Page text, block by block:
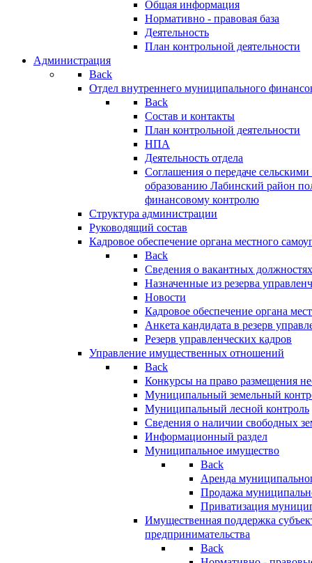
Общая информация
Нормативно - правовая база
Деятельность
План контрольной деятельности
Администрация
Back
Отдел внутреннего муниципального
Back
Состав и контакты
План контрольной деятельности
НПА
Деятельность отдела
Соглашения о передаче
образованию Лабинский район
финансовому контролю
Структура администрации
Руководящий состав
Кадровое обеспечение органа местного
Back
Сведения о вакантных
Назначенные из резерва
Новости
Кадровое обеспечение органа
Анкета кандидата в резерв
Резерв управленческих кадров
Управление имущественных отношений
Back
Конкурсы на право размещения
Муниципальный земельный
Муниципальный лесной контроль
Сведения о наличии свободных
Информационный раздел
Муниципальное имущество
Back
Аренда
Продажа
Приватизация
Имущественная поддержка
предпринимательства
Back